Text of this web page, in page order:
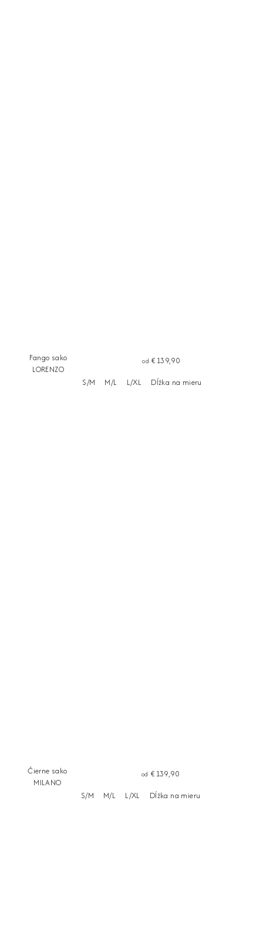
Fango sako
LORENZO
od €139,90
S/M
M/L L/XL Dĺžka na mieru
Čierne sako
MILANO
od €139,90
S/M
M/L L/XL Dĺžka na mieru